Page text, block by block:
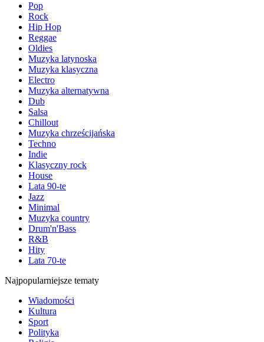
Pop
Rock
Hip Hop
Reggae
Oldies
Muzyka latynoska
Muzyka klasyczna
Electro
Muzyka alternatywna
Dub
Salsa
Chillout
Muzyka chrześcijańska
Techno
Indie
Klasyczny rock
House
Lata 90-te
Jazz
Minimal
Muzyka country
Drum'n'Bass
R&B
Hity
Lata 70-te
Najpopularniejsze tematy
Wiadomości
Kultura
Sport
Polityka